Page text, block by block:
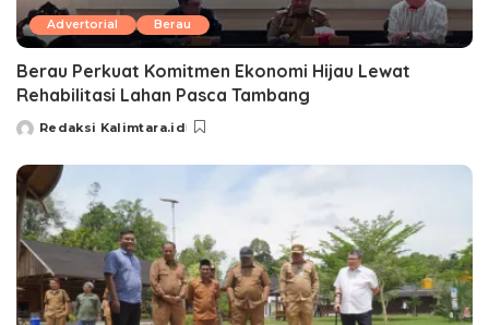
Advertorial Berau
Berau Perkuat Komitmen Ekonomi Hijau Lewat
Rehabilitasi Lahan Pasca Tambang
Redaksi Kalimtara.id